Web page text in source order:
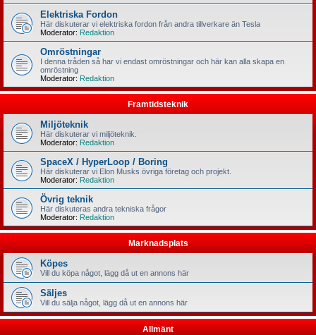
Elektriska Fordon
Här diskuterar vi elektriska fordon från andra tillverkare än Tesla
Moderator: Redaktion
Omröstningar
I denna tråden så har vi endast omröstningar och här kan alla skapa en
omröstning
Moderator: Redaktion
Framtidsteknik
Miljöteknik
Här diskuterar vi miljöteknik.
Moderator: Redaktion
SpaceX / HyperLoop / Boring
Här diskuterar vi Elon Musks övriga företag och projekt.
Moderator: Redaktion
Övrig teknik
Här diskuteras andra tekniska frågor
Moderator: Redaktion
Marknadsplats
Köpes
Vill du köpa något, lägg då ut en annons här
Säljes
Vill du sälja något, lägg då ut en annons här
Allmänt